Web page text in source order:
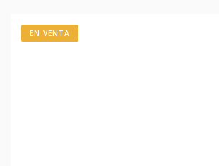
EN VENTA